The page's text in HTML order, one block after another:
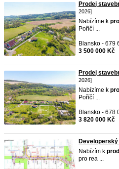
Prodej
2026]
Nabízíme k
Poříčí ...
Blansko - 679
3 500 000 Kč
Prodej
2026]
Nabízíme k
Poříčí ...
Blansko - 678
3 820 000 Kč
Nabízím k
pro rea ...